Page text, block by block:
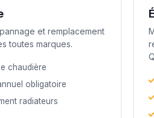
et remplacement
toutes marques.
chaudière
obligatoire
radiateurs